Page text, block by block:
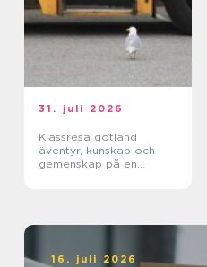
31. juli 2026
Klassresa gotland
äventyr, kunskap och
gemenskap på en
16. juli 2026